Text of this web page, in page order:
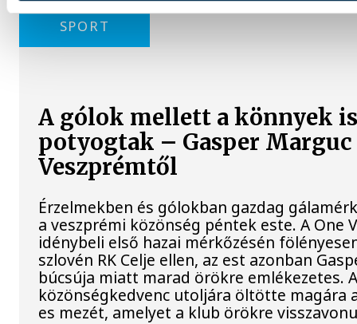
SPORT
A gólok mellett a könnyek
potyogtak – Gasper
Veszprémtől
Érzelmekben és gólokban gazdag
a veszprémi közönség péntek este. A One
idénybeli első hazai mérkőzésén
szlovén RK Celje ellen, az est azonban
búcsúja miatt marad örökre emlékezetes.
közönségkedvenc utoljára öltötte magára
es mezét, amelyet a klub örökre